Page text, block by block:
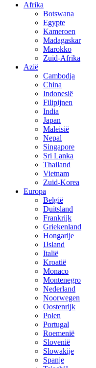
Afrika
Botswana
Egypte
Kameroen
Madagaskar
Marokko
Zuid-Afrika
Azië
Cambodja
China
Indonesië
Filipijnen
India
Japan
Maleisië
Nepal
Singapore
Sri Lanka
Thailand
Vietnam
Zuid-Korea
Europa
België
Duitsland
Frankrijk
Griekenland
Hongarije
IJsland
Italië
Kroatië
Monaco
Montenegro
Nederland
Noorwegen
Oostenrijk
Polen
Portugal
Roemenië
Slovenië
Slowakije
Spanje